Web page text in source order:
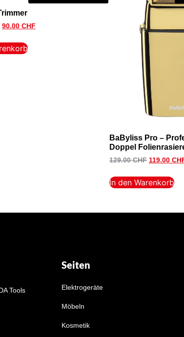
90.00 CHF
BaByliss Pro –
Doppel
129.00CHF 119.00
In den Warenkorb
Tools
Seiten
Elektrogeräte
Möbeln
Kosmetik